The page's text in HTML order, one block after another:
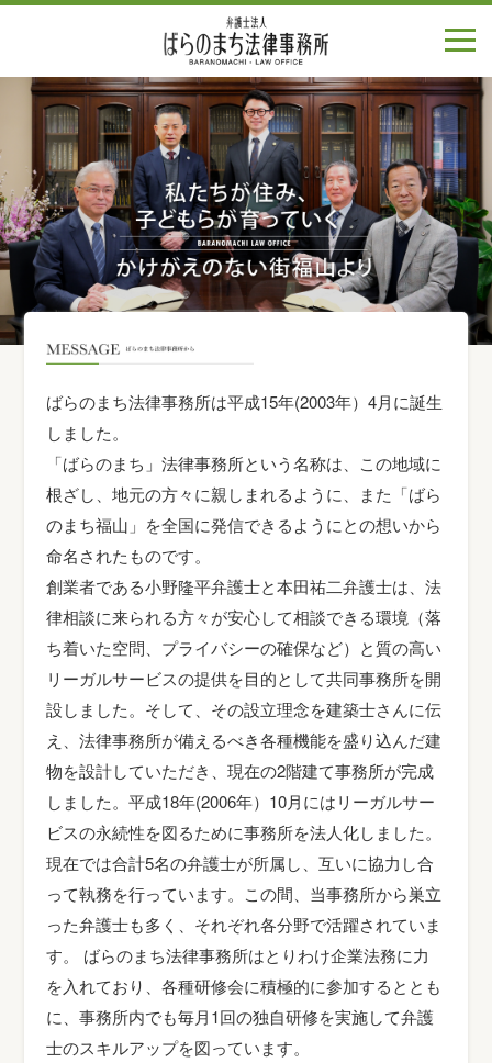
ばらのまち法律事務所は平成15年(2003年）4月に誕生
しました。
「ばらのまち」法律事務所という名称は、この地域に
根ざし、地元の方々に親しまれるように、また「ばら
のまち福山」を全国に発信できるようにとの想いから
命名されたものです。
創業者である小野隆平弁護士と本田祐二弁護士は、法
律相談に来られる方々が安心して相談できる環境（落
ち着いた空問、プライバシーの確保など）と質の高い
リーガルサービスの提供を目的として共同事務所を開
設しました。そして、その設立理念を建築士さんに伝
え、法律事務所が備えるべき各種機能を盛り込んだ建
物を設計していただき、現在の2階建て事務所が完成
しました。平成18年(2006年）10月にはリーガルサー
ビスの永続性を図るために事務所を法人化しました。
現在では合計5名の弁護士が所属し、互いに協力し合
って執務を行っています。この間、当事務所から巣立
った弁護士も多く、それぞれ各分野で活躍されていま
す。 ばらのまち法律事務所はとりわけ企業法務に力
を入れており、各種研修会に積極的に参加するととも
に、事務所内でも毎月1回の独自研修を実施して弁護
士のスキルアップを図っています。